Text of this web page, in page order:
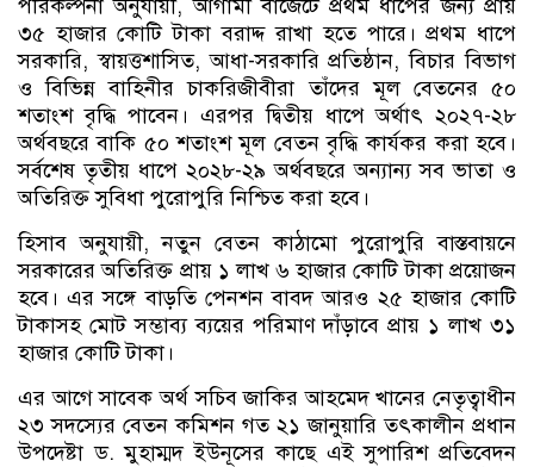
পরিকল্পনা অনুযায়ী, আগামী বাজেটে প্রথম ধাপের জন্য প্রায়
৩৫ হাজার কোটি টাকা বরাদ্দ রাখা হতে পারে। প্রথম ধাপে
সরকারি, স্বায়ত্তশাসিত, আধা-সরকারি প্রতিষ্ঠান, বিচার বিভাগ
ও বিভিন্ন বাহিনীর চাকরিজীবীরা তাঁদের মূল বেতনের ৫০
শতাংশ বৃদ্ধি পাবেন। এরপর দ্বিতীয় ধাপে অর্থাৎ ২০২৭-২৮
অর্থবছরে বাকি ৫০ শতাংশ মূল বেতন বৃদ্ধি কার্যকর করা হবে।
সর্বশেষ তৃতীয় ধাপে ২০২৮-২৯ অর্থবছরে অন্যান্য সব ভাতা ও
অতিরিক্ত সুবিধা পুরোপুরি নিশ্চিত করা হবে।
হিসাব অনুযায়ী, নতুন বেতন কাঠামো পুরোপুরি বাস্তবায়নে
সরকারের অতিরিক্ত প্রায় ১ লাখ ৬ হাজার কোটি টাকা প্রয়োজন
হবে। এর সঙ্গে বাড়তি পেনশন বাবদ আরও ২৫ হাজার কোটি
টাকাসহ মোট সম্ভাব্য ব্যয়ের পরিমাণ দাঁড়াবে প্রায় ১ লাখ ৩১
হাজার কোটি টাকা।
এর আগে সাবেক অর্থ সচিব জাকির আহমেদ খানের নেতৃত্বাধীন
২৩ সদস্যের বেতন কমিশন গত ২১ জানুয়ারি তৎকালীন প্রধান
উপদেষ্টা ড. মুহাম্মদ ইউনূসের কাছে এই সুপারিশ প্রতিবেদন